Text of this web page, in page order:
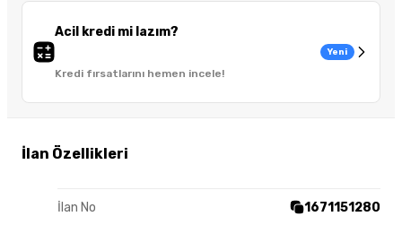
Acil kredi mi lazım?
Kredi fırsatlarını hemen incele!
Yeni
İlan Özellikleri
İlan No 1671151280